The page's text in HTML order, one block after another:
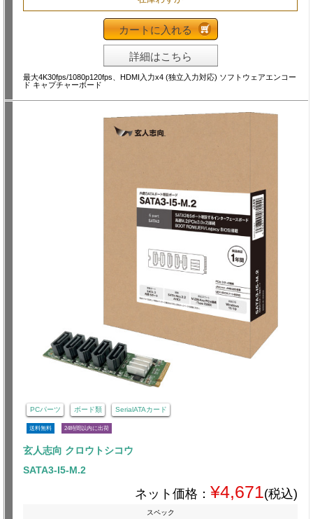
カートに入れる
詳細はこちら
最大4K30fps/1080p120fps、HDMI入力x4 (独立入力対応) ソフトウェアエンコー
ド キャプチャーボード
PCパーツ ボード類 SerialATAカード
送料無料 24時間以内に出荷
玄人志向 クロウトシコウ
SATA3-I5-M.2
ネット価格： ¥4,671 (税込)
スペック